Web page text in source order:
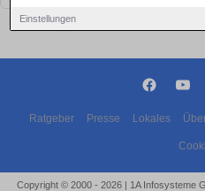
Einstellungen
Ratgeber Presse Lokales
Copyright © 2000 - 2026 | 1A Infosysteme